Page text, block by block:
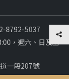
8792-5037
，週六、日及國
一段207號